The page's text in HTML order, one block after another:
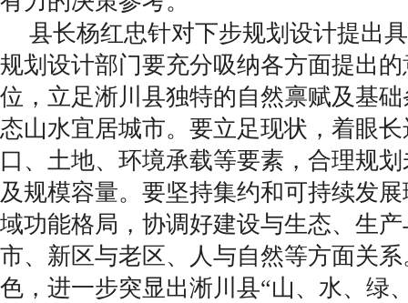
县长杨红忠针对下步规划设计提出
规划设计部门要充分吸纳各方面提出
位，立足淅川县独特的自然禀赋及基
态山水宜居城市。要立足现状，着眼
口、土地、环境承载等要素，合理规
及规模容量。要坚持集约和可持续发
域功能格局，协调好建设与生态、生
市、新区与老区、人与自然等方面关
色，进一步突显出淅川县“山、水、绿